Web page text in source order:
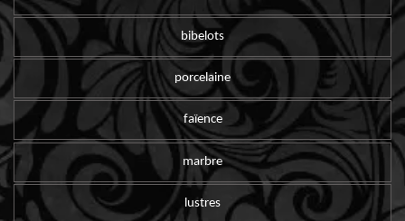
bibelots
porcelaine
faïence
marbre
lustres